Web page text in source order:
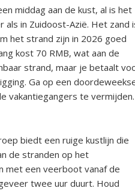
middag aan de kust, al is het
als in Zuidoost-Azië. Het zand
het strand zijn in 2026 goed
kost 70 RMB, wat aan de
strand, maar je betaalt
Ga op een
vakantiegangers te vermijden.
biedt een ruige kustlijn die
de stranden op het
met een veerboot vanaf de
twee uur duurt. Houd